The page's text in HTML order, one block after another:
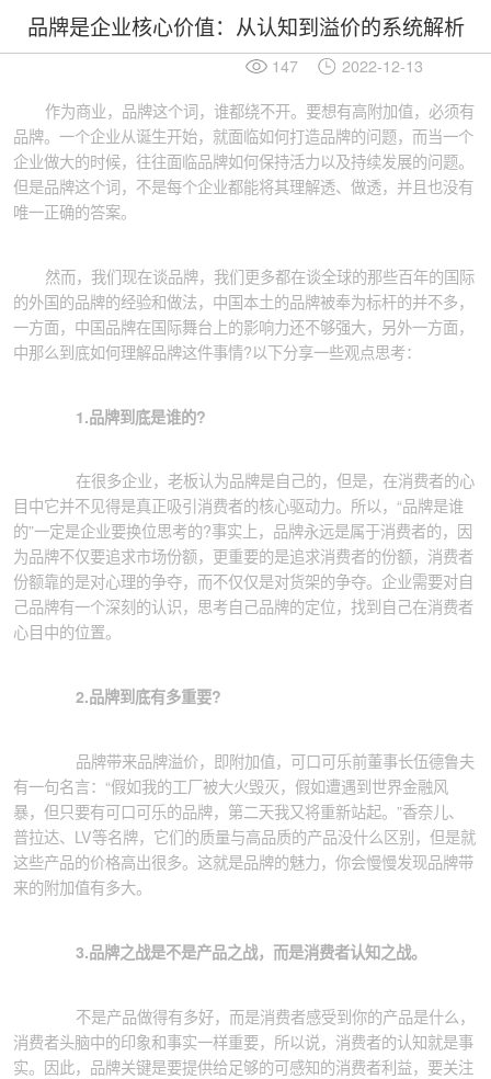
品牌是企业核心价值：从认知到溢价的系统解析
147 2022-12-13
作为商业，品牌这个词，谁都绕不开。要想有高附加值，必须有
品牌。一个企业从诞生开始，就面临如何打造品牌的问题，而当一个
企业做大的时候，往往面临品牌如何保持活力以及持续发展的问题。
但是品牌这个词，不是每个企业都能将其理解透、做透，并且也没有
唯一正确的答案。
然而，我们现在谈品牌，我们更多都在谈全球的那些百年的国际
的外国的品牌的经验和做法，中国本土的品牌被奉为标杆的并不多，
一方面，中国品牌在国际舞台上的影响力还不够强大，另外一方面，
中那么到底如何理解品牌这件事情?以下分享一些观点思考：
1.品牌到底是谁的?
在很多企业，老板认为品牌是自己的，但是，在消费者的心
目中它并不见得是真正吸引消费者的核心驱动力。所以，“品牌是谁
的”一定是企业要换位思考的?事实上，品牌永远是属于消费者的，因
为品牌不仅要追求市场份额，更重要的是追求消费者的份额，消费者
份额靠的是对心理的争夺，而不仅仅是对货架的争夺。企业需要对自
己品牌有一个深刻的认识，思考自己品牌的定位，找到自己在消费者
心目中的位置。
2.品牌到底有多重要?
品牌带来品牌溢价，即附加值，可口可乐前董事长伍德鲁夫
有一句名言：“假如我的工厂被大火毁灭，假如遭遇到世界金融风
暴，但只要有可口可乐的品牌，第二天我又将重新站起。”香奈儿、
普拉达、 LV等名牌，它们的质量与高品质的产品没什么区别，但是就
这些产品的价格高出很多。这就是品牌的魅力，你会慢慢发现品牌带
来的附加值有多大。
3.品牌之战是不是产品之战，而是消费者认知之战。
不是产品做得有多好，而是消费者感受到你的产品是什么，
消费者头脑中的印象和事实一样重要，所以说，消费者的认知就是事
实。因此，品牌关键是要提供给足够的可感知的消费者利益，要关注